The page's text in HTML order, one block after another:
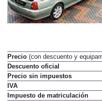
Precio (con descuento y
Descuento oficial
Precio sin impuestos
IVA
Impuesto de matriculación